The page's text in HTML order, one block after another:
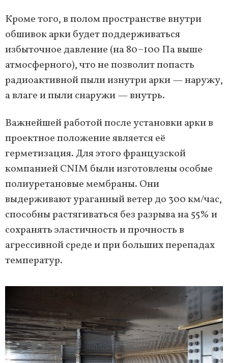
Кроме того, в полом пространстве внутри
обшивок арки будет поддерживаться
избыточное давление (на 80–100 Па выше
атмосферного), что не позволит попасть
радиоактивной пыли изнутри арки — наружу,
а влаге и пыли снаружи — внутрь.
Важнейшей работой после установки арки в
проектное положение является её
герметизация. Для этого французской
компанией CNIM были изготовлены особые
полиуретановые мембраны. Они
выдерживают ураганный ветер до 300 км/час,
способны растягиваться без разрыва на 55% и
сохранять эластичность и прочность в
агрессивной среде и при больших перепадах
температур.